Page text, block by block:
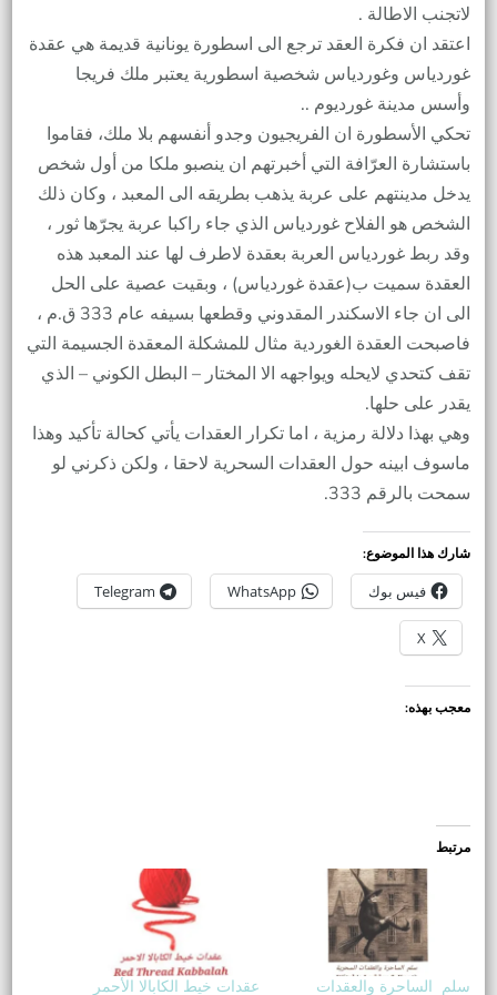
لاتجنب الاطالة .
اعتقد ان فكرة العقد ترجع الى اسطورة يونانية قديمة هي عقدة
غوردياس وغوردياس شخصية اسطورية يعتبر ملك فريجا
وأسس مدينة غورديوم ..
تحكي الأسطورة ان الفريجيون وجدو أنفسهم بلا ملك، فقاموا
باستشارة العرّافة التي أخبرتهم ان ينصبو ملكا من أول شخص
يدخل مدينتهم على عربة يذهب بطريقه الى المعبد ، وكان ذلك
الشخص هو الفلاح غوردياس الذي جاء راكبا عربة يجرّها ثور ،
وقد ربط غوردياس العربة بعقدة لاطرف لها عند المعبد هذه
العقدة سميت ب(عقدة غوردياس) ، وبقيت عصية على الحل
الى ان جاء الاسكندر المقدوني وقطعها بسيفه عام 333 ق.م ،
فاصبحت العقدة الغوردية مثال للمشكلة المعقدة الجسيمة التي
تقف كتحدي لايحله ويواجهه الا المختار – البطل الكوني – الذي
يقدر على حلها.
وهي بهذا دلالة رمزية ، اما تكرار العقدات يأتي كحالة تأكيد وهذا
ماسوف ابينه حول العقدات السحرية لاحقا ، ولكن ذكرني لو
سمحت بالرقم 333.
شارك هذا الموضوع:
فيس بوك WhatsApp
Telegram
X
معجب بهذه:
مرتبط
سلم الساحرة والعقدات
عقدات خيط الكابالا الأحمر